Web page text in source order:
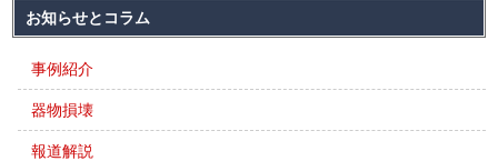
お知らせとコラム
事例紹介
器物損壊
報道解説